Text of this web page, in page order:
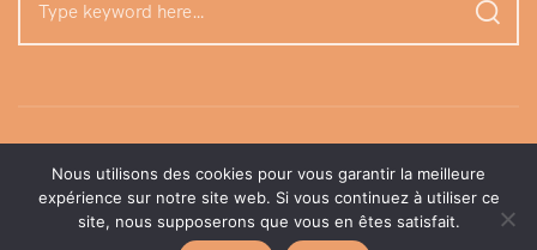
©enjoylamome | Tous droits réservés, 2026.
Nous utilisons des cookies pour vous garantir la meilleure
expérience sur notre site web. Si vous continuez à utiliser ce
site, nous supposerons que vous en êtes satisfait.